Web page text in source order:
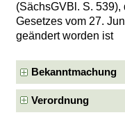
(SächsGVBl. S.
Gesetzes vom 27.
geändert worden ist
Bekanntmachung
Verordnung